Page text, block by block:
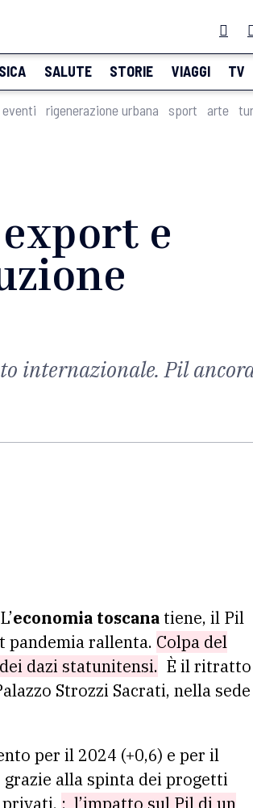
SALUTE STORIE VIAGGI TV
eventi rigenerazione urbana sport arte
e
internazionale. Pil
economia toscana tiene, il Pil
pandemia rallenta. Colpa del
dazi statunitensi. È il ritratto
Strozzi Sacrati, nella sede
per il 2024 (+0,6) e per il
alla spinta dei progetti
privati. : l’impatto sul Pil di un